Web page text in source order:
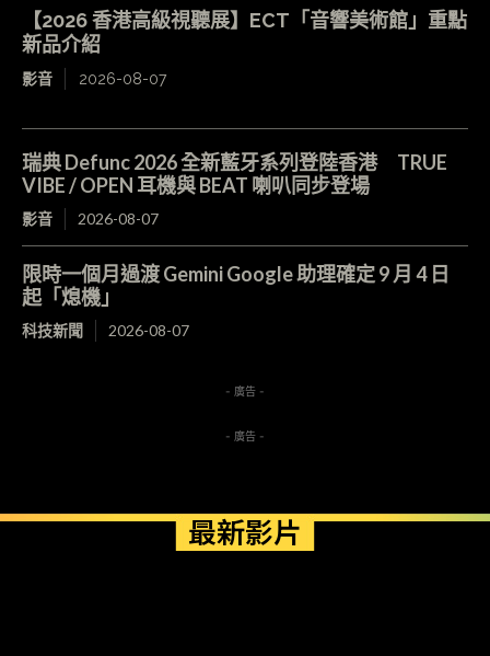
【2026 香港高級視聽展】ECT「音響美術館」重點
新品介紹
影音 2026-08-07
瑞典 Defunc 2026 全新藍牙系列登陸香港 TRUE
VIBE / OPEN 耳機與 BEAT 喇叭同步登場
影音 2026-08-07
限時一個月過渡 Gemini Google 助理確定 9 月 4 日
起「熄機」
科技新聞 2026-08-07
- 廣告 -
- 廣告 -
最新影片